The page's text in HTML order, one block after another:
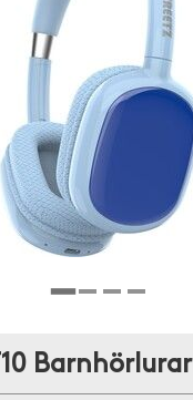
Barnhörlurar